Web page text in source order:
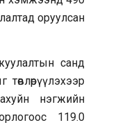
оруулсан
санд
төвлөрүүлэхээр
ахуйн нэгжийн
119.0